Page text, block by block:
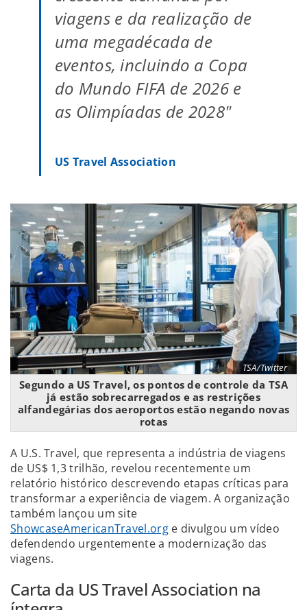
viagens e da realização de
uma megadécada de
eventos, incluindo a Copa
do Mundo FIFA de 2026 e
as Olimpíadas de 2028"
US Travel Association
TSA/Twitter
Segundo a US Travel, os pontos de controle da TSA
já estão sobrecarregados e as restrições
alfandegárias dos aeroportos estão negando novas
rotas
A U.S. Travel, que representa a indústria de viagens
de US$ 1,3 trilhão, revelou recentemente um
relatório histórico descrevendo etapas críticas para
transformar a experiência de viagem. A organização
também lançou um site
ShowcaseAmericanTravel.orge divulgou um vídeo
defendendo urgentemente a modernização das
viagens.
Carta da US Travel Association na